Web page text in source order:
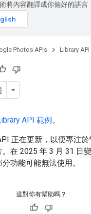
將內容翻譯成你偏好的語言
Photos APIs Library API
API 範例。
正在更新，以便專注
在 2025 年 3 月 31 日
功能可能無法使用。
這對你有幫助嗎？